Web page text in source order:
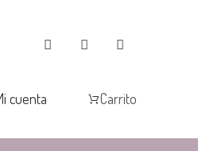
cuenta Carrito